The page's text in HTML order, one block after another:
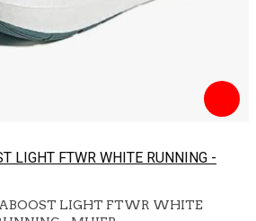
LIGHT FTWR WHITE RUNNING -
LIGHT FTWR WHITE